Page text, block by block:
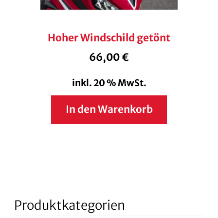
Hoher Windschild getönt
66,00€
inkl. 20 % MwSt.
In den Warenkorb
Produktkategorien